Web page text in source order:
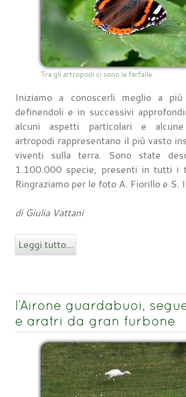
Tra gli artropodi ci sono le farfalle
Iniziamo a conoscerli meglio a
definendoli e in successivi
alcuni aspetti particolari e
artropodi rappresentano il più vasto
viventi sulla terra. Sono state
1.100.000 specie, presenti in tutti i
Ringraziamo per le foto A. Fiorillo e S.
di Giulia Vattani
Leggi tutto...
l’Airone guardabuoi,
e aratri da gran furbone